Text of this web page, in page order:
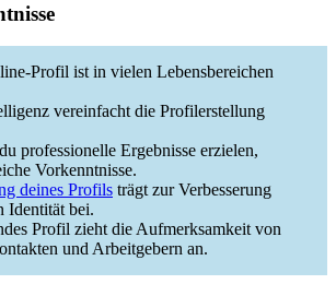
Profil ist in vielen Lebensbereichen
vereinfacht die Profilerstellung
professionelle Ergebnisse erzielen,
Vorkenntnisse.
deines Profils trägt zur Verbesserung
Identität bei.
Profil zieht die Aufmerksamkeit von
und Arbeitgebern an.